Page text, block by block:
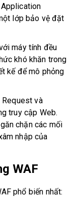
lớp bảo vệ đặt
máy tính đều
khó khăn trong
kế để mô phỏng
và
truy cập Web.
chặn các mối
nhập của
WAF
phổ biến nhất: